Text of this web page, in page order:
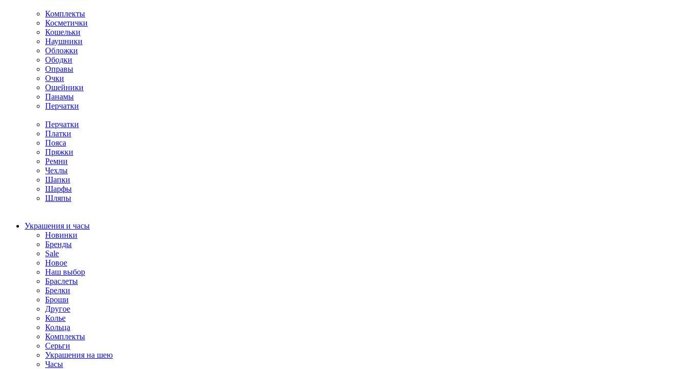
Комплекты
Косметички
Кошельки
Наушники
Обложки
Ободки
Оправы
Очки
Ошейники
Панамы
Перчатки
Перчатки
Платки
Пояса
Пряжки
Ремни
Чехлы
Шапки
Шарфы
Шляпы
Украшения и часы
Новинки
Бренды
Sale
Новое
Наш выбор
Браслеты
Брелки
Броши
Другое
Колье
Кольца
Комплекты
Серьги
Украшения на шею
Часы